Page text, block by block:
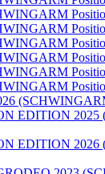
EDITION 2025
EDITION 2026